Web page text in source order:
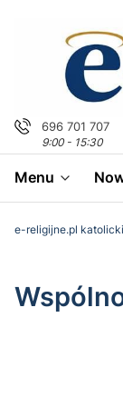
696 701 707
9:00 - 15:30
Menu
e-religijne.pl